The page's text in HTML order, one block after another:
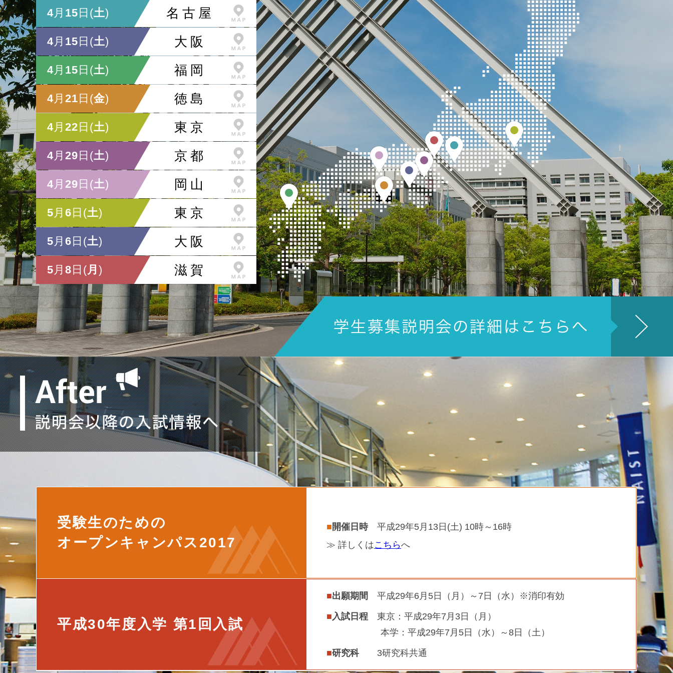
4 月 15日(土) 名古屋
4 月 15 日(土) 大阪
4 月 15 日(土) 福岡
4月 21日(金) 徳島
4月 22日(土) 東京
4 月 29 日(土) 京都
4 月 29 日(土) 岡山
5 月 6日(土) 東京
5 月 6 日(土) 大阪
5 月 8 日(月 ) 滋賀
東京
名古屋
滋賀
京都
大阪
徳島
岡山
福岡
説明会以降の入試情報へ
受験生のための
オープンキャンパス 2017
開催日時
平成29年5月13日(土) 10時～16時
≫ 詳しくはこちらへ
平成30年度入学 第1回入試
出願期間 平成29年6月5日（月）～7日（水）※消印有効
入試日程
東京：平成29年7月3日（月）
本学：平成29年7月5日（水）～8日（土）
研究科 3研究科共通